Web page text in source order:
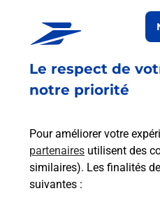
Le respect de
notre priorité
Pour améliorer votre
partenaires utilisent des
similaires). Les finalités
suivantes :
Code de la route auto
Vous cherchez à passer
ou moto au Bureau La
En savoir plus
En savoir plus